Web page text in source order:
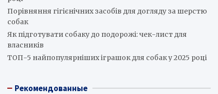
Порівняння гігієнічних засобів для догляду за шерстю
собак
Як підготувати собаку до подорожі: чек-лист для
власників
ТОП-5 найпопулярніших іграшок для собак у 2025 році
Рекомендованные